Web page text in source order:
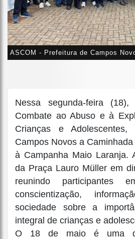
ASCOM - Prefeitura de Campos
Nessa segunda-feira
Combate ao Abuso e à
Crianças e
Campos Novos a
à Campanha Maio Laranja.
da Praça Lauro Müller em
reunindo
conscientização,
sociedade sobre a
integral de crianças e
O 18 de maio é uma